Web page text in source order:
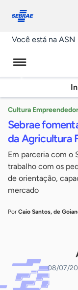
conosco
Você está na ASN
Cultura
Sebrae
da Agricultura
Em parceria com o
trabalho com os
de orientação,
mercado
Por Caio Santos, de
08/07/